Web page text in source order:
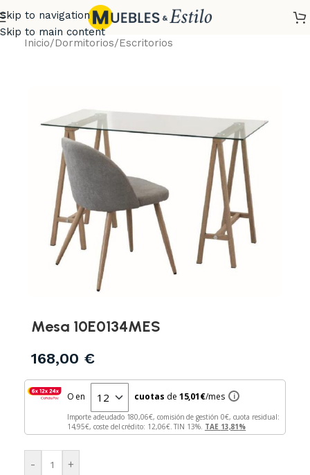
Skip to navigation
Skip to main content
Inicio/Dormitorios/Escritorios
Mesa 10E0134MES
168,00 €
O en cuotas de 15,01€/mes i
Importe adeudado 180,06 €, comisión de gestión 0
€, cuota residual:
14,95
€, coste del crédito: 12,06€. TIN 13%. TAE 13,81%
- +